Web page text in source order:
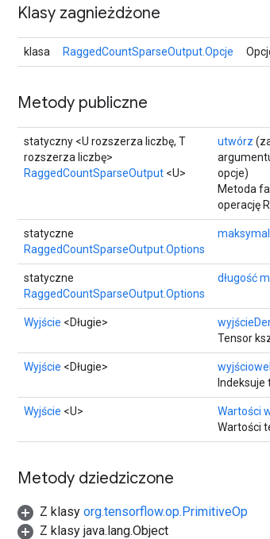
Klasy zagnieżdżone
klasa RaggedCountSparseOutput.Opcje
Metody publiczne
statyczny <U rozszerza liczbę, T
rozszerza liczbę>
RaggedCountSparseOutput <U>
utwórz
opcje)
Metoda
operację
statyczne
RaggedCountSparseOutput.Options
statyczne
RaggedCountSparseOutput.Options
długość
Wyjście <Długie>
Tensor
Wyjście <Długie>
Wyjście <U> Wartości
Wartości
Metody dziedziczone
Z klasy org.tensorflow.op.PrimitiveOp
Z klasy java.lang.Object